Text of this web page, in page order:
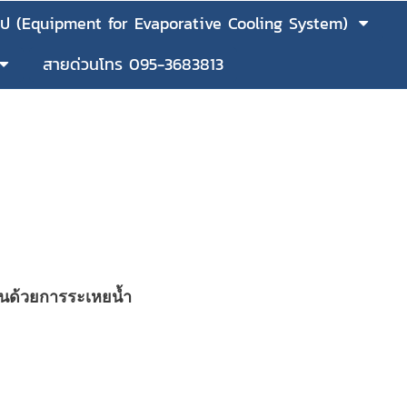
(Equipment for Evaporative Cooling System)
สายด่วนโทร 095-3683813
ด้วยการระเหยน้ำ